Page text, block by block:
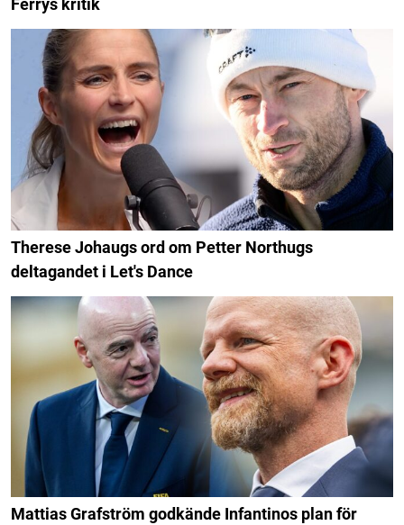
Ferrys kritik
Therese Johaugs ord om Petter Northugs
deltagandet i Let's Dance
Mattias Grafström godkände Infantinos plan för